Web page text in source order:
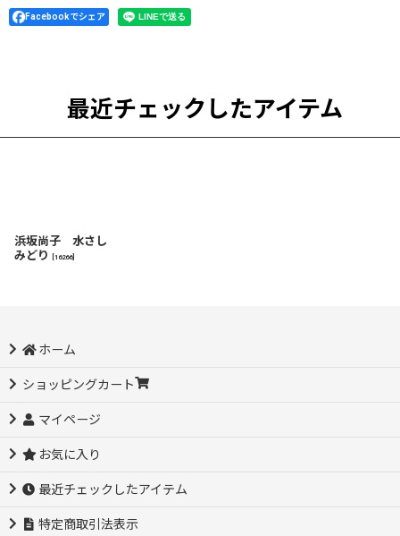
Facebookでシェア
最近チェックしたアイテム
浜坂尚子 水さし
みどり
16266]
ホーム
ショッピングカート
マイページ
お気に入り
最近チェックしたアイテム
特定商取引法表示